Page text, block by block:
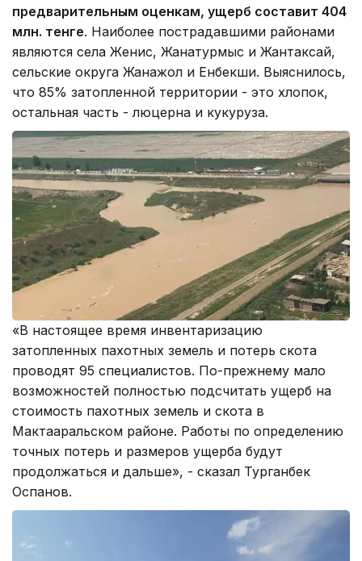
предварительным оценкам, ущерб составит 404
млн. тенге. Наиболее пострадавшими районами
являются села Женис, Жанатурмыс и Жантаксай,
сельские округа Жанажол и Енбекши. Выяснилось,
что 85% затопленной территории - это хлопок,
остальная часть - люцерна и кукуруза.
«В настоящее время инвентаризацию
затопленных пахотных земель и потерь скота
проводят 95 специалистов. По-прежнему мало
возможностей полностью подсчитать ущерб на
стоимость пахотных земель и скота в
Мактааральском районе. Работы по определению
точных потерь и размеров ущерба будут
продолжаться и дальше», - сказал Турганбек
Оспанов.